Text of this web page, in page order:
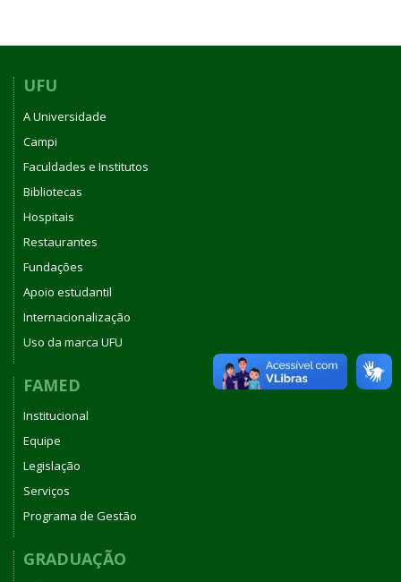
UFU
A Universidade
Campi
Faculdades e Institutos
Bibliotecas
Hospitais
Restaurantes
Fundações
Apoio estudantil
Internacionalização
Uso da marca UFU
FAMED
Institucional
Equipe
Legislação
Serviços
Programa de Gestão
GRADUAÇÃO